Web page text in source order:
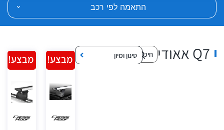
התאמה לפי רכב
Q7 אאודי סינון ומיון מבצע! מבצע!